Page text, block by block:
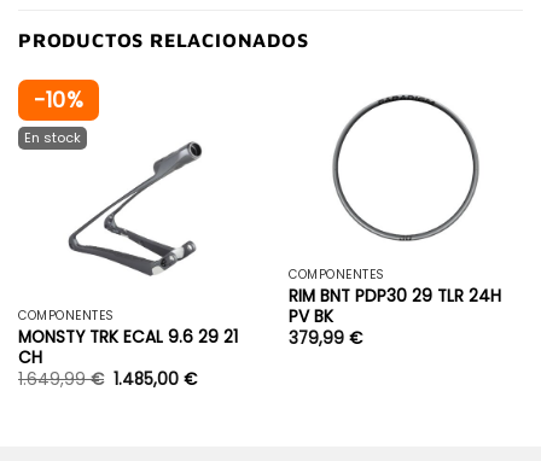
PRODUCTOS RELACIONADOS
-10%
COMPONENTES
MONSTY TRK ECAL 9.6 29 21
CH
1.649,99€ 1.485,00€
COMPONENTES
RIM BNT PDP30 29 TLR 24H
PV BK
379,99 €